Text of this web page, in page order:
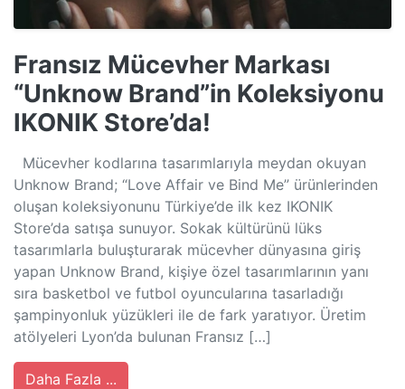
Fransız Mücevher Markası
“Unknow Brand”in Koleksiyonu
IKONIK Store’da!
Mücevher kodlarına tasarımlarıyla meydan okuyan
Unknow Brand; “Love Affair ve Bind Me” ürünlerinden
oluşan koleksiyonunu Türkiye’de ilk kez IKONIK
Store’da satışa sunuyor. Sokak kültürünü lüks
tasarımlarla buluşturarak mücevher dünyasına giriş
yapan Unknow Brand, kişiye özel tasarımlarının yanı
sıra basketbol ve futbol oyuncularına tasarladığı
şampinyonluk yüzükleri ile de fark yaratıyor. Üretim
atölyeleri Lyon’da bulunan Fransız […]
Daha Fazla ...